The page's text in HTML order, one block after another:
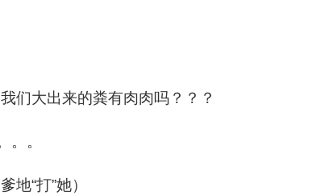
们大出来的粪有肉肉吗？？？
。。
“打”她）